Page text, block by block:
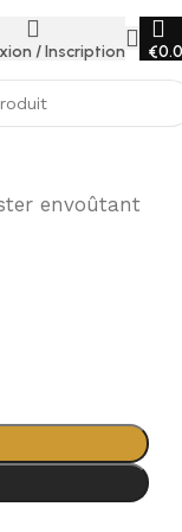
/ Inscription €
envoûtant